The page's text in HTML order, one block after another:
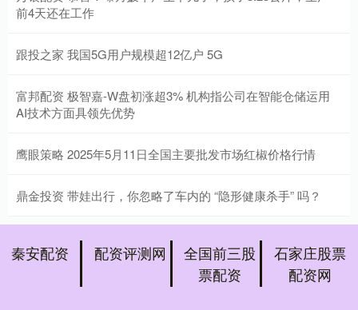
前4天还在工作
跟投之家 我国5G用户规模超12亿户 5G
富邦配资 极智嘉-W盘初涨超3% 机构指公司在智能仓储运用
AI技术方面具领先优势
鹰眼策略 2025年5月11日全国主要批发市场红椒价格行情
鼎金投资 带娃出行，你忽略了车内的 “隐形健康杀手” 吗？
秦安配资 配资评测网
全国前三股
票配资
石家庄股票
配资网